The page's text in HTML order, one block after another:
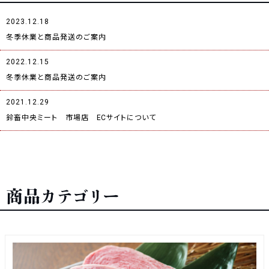
2023.12.18
冬季休業と商品発送のご案内
2022.12.15
冬季休業と商品発送のご案内
2021.12.29
鈴畜中央ミート 市場店 ECサイトについて
商品カテゴリー